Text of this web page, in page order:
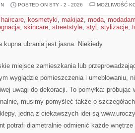
POSTED ON STY - 2 - 2026
MOŻLIWOŚĆ
haircare, kosmetyki, makijaż, moda,
, skincare, streetstyle, styl , stylizacje,
kupna ubrania jest jasna. Niekiedy
miejsce zamieszkania lub
wyglądzie pomieszczenia i umeblowaniu,
uwagi do dekoracji. To pomyłka:
musimy pomyśleć także o
jedną z ciekawszych idei są
potrafi diametralnie odmienić każde wnętrze